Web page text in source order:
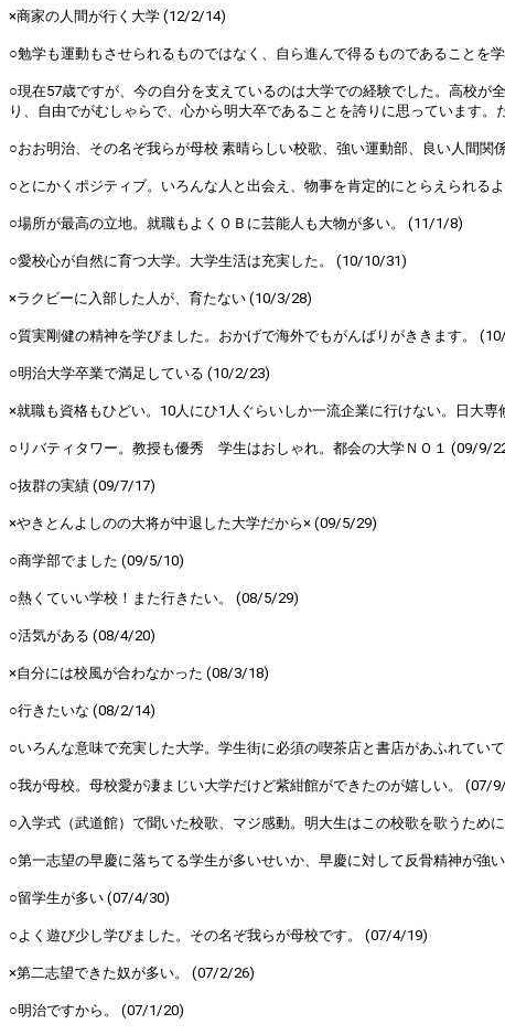
×商家の人間が行く大学 (12/2/14)
○勉学も運動もさせられるものではなく、自ら進んで得るものであることを
○現在57歳ですが、今の自分を支えているのは大学での経験でした。高校
り、自由でがむしゃらで、心から明大卒であることを誇りに思っています
○おお明治、その名ぞ我らが母校 素晴らしい校歌、強い運動部、良い人間関
○とにかくポジティブ。いろんな人と出会え、物事を肯定的にとらえられる
○場所が最高の立地。就職もよくＯＢに芸能人も大物が多い。 (11/1/8)
○愛校心が自然に育つ大学。大学生活は充実した。 (10/10/31)
×ラクビーに入部した人が、育たない (10/3/28)
○質実剛健の精神を学びました。おかげで海外でもがんばりがききます。
○明治大学卒業で満足している (10/2/23)
×就職も資格もひどい。10人にひ1人ぐらいしか一流企業に行けない。日大
○リバティタワー。教授も優秀 学生はおしゃれ。都会の大学ＮＯ１ (09/9/
○抜群の実績 (09/7/17)
×やきとんよしのの大将が中退した大学だから× (09/5/29)
○商学部でました (09/5/10)
○熱くていい学校！また行きたい。 (08/5/29)
○活気がある (08/4/20)
×自分には校風が合わなかった (08/3/18)
○行きたいな (08/2/14)
○いろんな意味で充実した大学。学生街に必須の喫茶店と書店があふれてい
○我が母校。母校愛が凄まじい大学だけど紫紺館ができたのが嬉しい。 (07/
○入学式（武道館）で聞いた校歌、マジ感動。明大生はこの校歌を歌うため
○第一志望の早慶に落ちてる学生が多いせいか、早慶に対して反骨精神が強
○留学生が多い (07/4/30)
○よく遊び少し学びました。その名ぞ我らが母校です。 (07/4/19)
×第二志望できた奴が多い。 (07/2/26)
○明治ですから。 (07/1/20)